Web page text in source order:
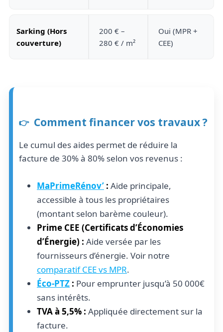
Sarking (Hors
couverture)
200 € –
280 € / m²
Oui (MPR +
CEE)
Comment financer vos travaux ?
Le cumul des aides permet de réduire la
facture de 30% à 80% selon vos revenus :
MaPrimeRénov’ : Aide principale,
accessible à tous les propriétaires
(montant selon barème couleur).
Prime CEE (Certificats d’Économies
d’Énergie) : Aide versée par les
fournisseurs d’énergie. Voir notre
comparatif CEE vs MPR.
Éco-PTZ : Pour emprunter jusqu’à 50 000€
sans intérêts.
TVA à 5,5% : Appliquée directement sur la
facture.